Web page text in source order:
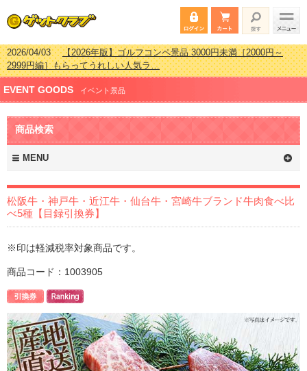
2026/04/03【2026年版】ゴルフコンペ景品 3000円未満［2000円～
2999円編］もらってうれしい人気ラ…
2026/02/16【2026年版】結婚式の二次会で貰って嬉しい景品とは？ 更
新しました！
2026/02/03【2026年版】ゴルフコンペ景品 3000円未満［2000円～
2999円編］もらってうれしい人気ラ…
2026/07/15
ング 更新しました！
EVENT GOODS イベント景品
商品検索
MENU
松阪牛・神戸牛・近江牛・仙台牛・宮崎牛ブランド牛肉食べ比
べ5種【目録引換券】
※印は軽減税率対象商品です。
商品コード：1003905